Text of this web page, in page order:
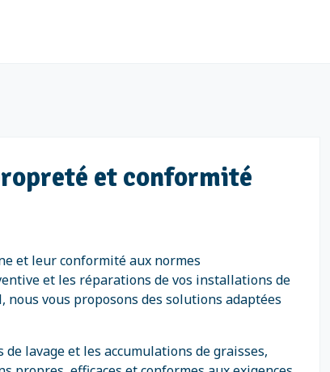
et conformité
et leur conformité aux normes
et les réparations de vos installations de
vous proposons des solutions adaptées
lavage et les accumulations de graisses,